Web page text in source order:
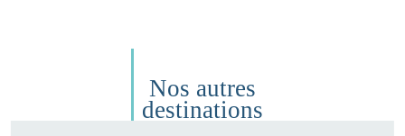
Nos autres
destinations